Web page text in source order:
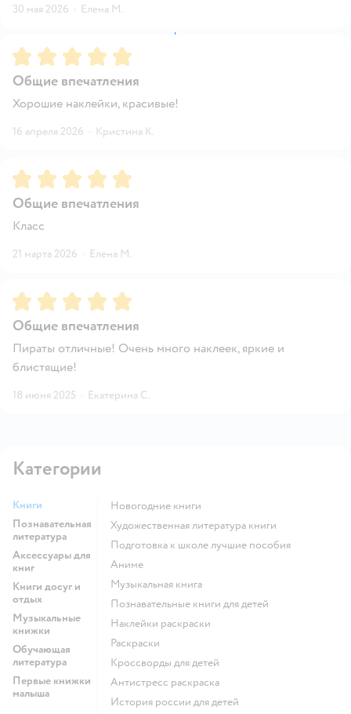
30 мая 2026 · Елена М.
Рейтинг:5
Общие впечатления
Хорошие наклейки, красивые!
16 апреля 2026 · Кристина К.
Рейтинг:5
Общие впечатления
Класс
21 марта 2026 · Елена М.
Рейтинг:5
Общие впечатления
Пираты отличные! Очень много наклеек, яркие и
блистящие!
18 июня 2025 · Екатерина С.
Категории
Книги
Познавательная
литература
Аксессуары для
книг
Книги досуг и
отдых
Музыкальные
книжки
Обучающая
литература
Первые книжки
малыша
новогодние книги
художественная литература книги
подготовка к школе лучшие пособия
Аниме
музыкальная книга
познавательные книги для детей
наклейки раскраски
раскраски
кроссворды для детей
антистресс раскраска
история россии для детей